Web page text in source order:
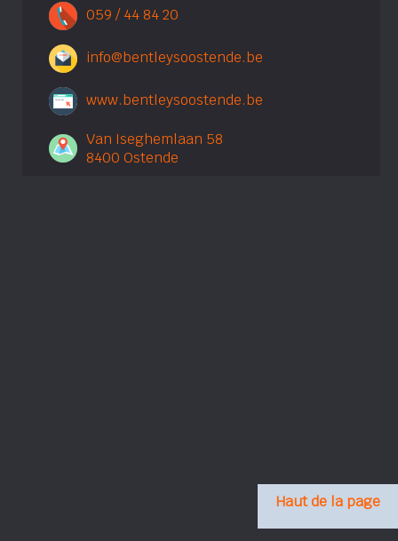
059 / 44 84 20
info@bentleysoostende.be
www.bentleysoostende.be
Van Iseghemlaan 58
8400 Ostende
Haut de la page